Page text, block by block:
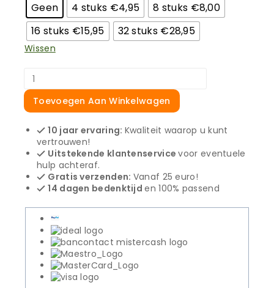
Geen 4 stuks €4,95
8 stuks €8,00
16 stuks €15,95
32 stuks €28,95
Wissen
Perimeterdraad
voor
Florabest
-
meter
aantal
Toevoegen Aan Winkelwagen
10 jaar ervaring: Kwaliteit waarop u kunt
vertrouwen!
Uitstekende klantenservicevoor eventuele
hulp achteraf.
Gratis verzenden: Vanaf 25 euro!
14 dagen bedenktijden 100% passend